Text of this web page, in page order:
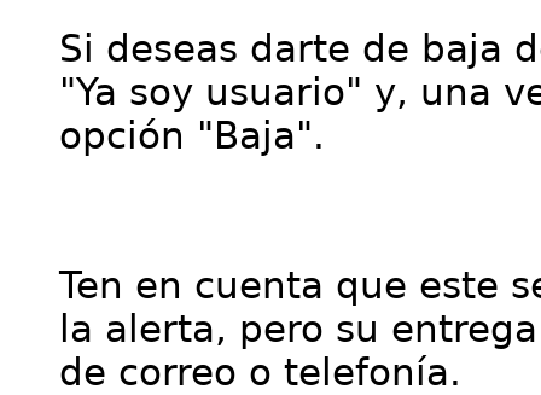
Si deseas darte de baja
"Ya soy usuario" y, una
opción "Baja".
Ten en cuenta que este
la alerta, pero su
de correo o telefonía.